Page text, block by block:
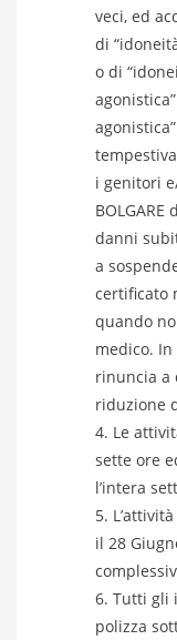
veci, ed
di
o di
i genitori
danni
a
certificato
quando
medico.
rinuncia a
riduzione
Le
sette ore
l’intera
il 28
Tutti gli
polizza